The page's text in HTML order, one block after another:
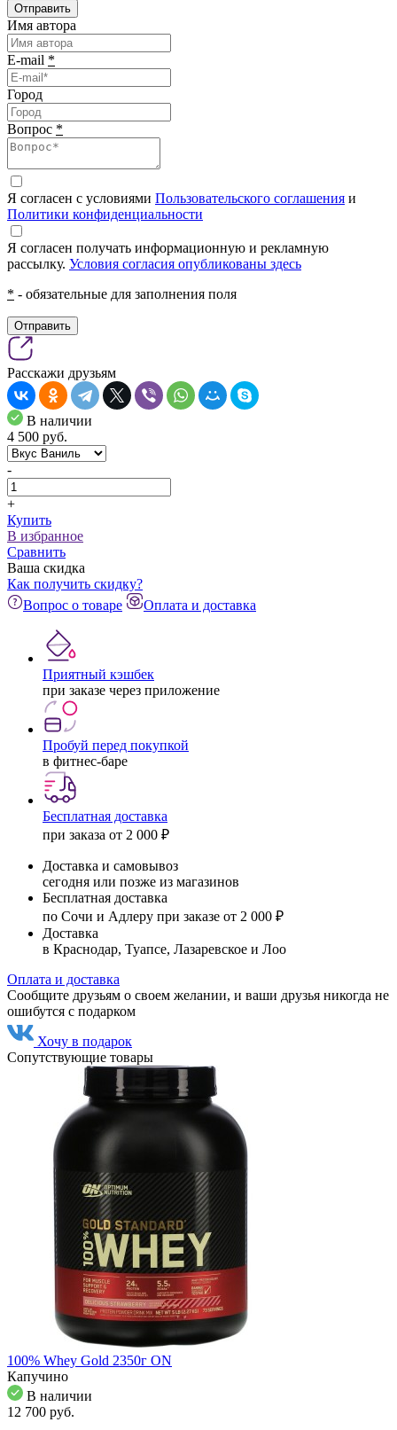
Отправить
Имя автора
E-mail *
Город
Вопрос *
Я согласен с условиями Пользовательского соглашения и
Политики конфиденциальности
Я согласен получать информационную и рекламную
рассылку. Условия согласия опубликованы здесь
* - обязательные для заполнения поля
Отправить
Расскажи друзьям
В наличии
4 500 pуб.
-
+
Купить
В избранное
Сравнить
Ваша скидка
Как получить скидку?
Вопрос о товаре
Оплата и доставка
Приятный кэшбек
при заказе через приложение
Пробуй перед покупкой
в фитнес-баре
Бесплатная доставка
при заказа от 2 000 ₽
Доставка и самовывоз
сегодня или позже из магазинов
Бесплатная доставка
по Сочи и Адлеру при заказе от 2 000 ₽
Доставка
в Краснодар, Туапсе, Лазаревское и Лоо
Оплата и доставка
Сообщите друзьям о своем желании, и ваши друзья никогда не
ошибутся с подарком
Хочу в подарок
Сопутствующие товары
100% Whey Gold 2350г ON
Капучино
В наличии
12 700 pуб.